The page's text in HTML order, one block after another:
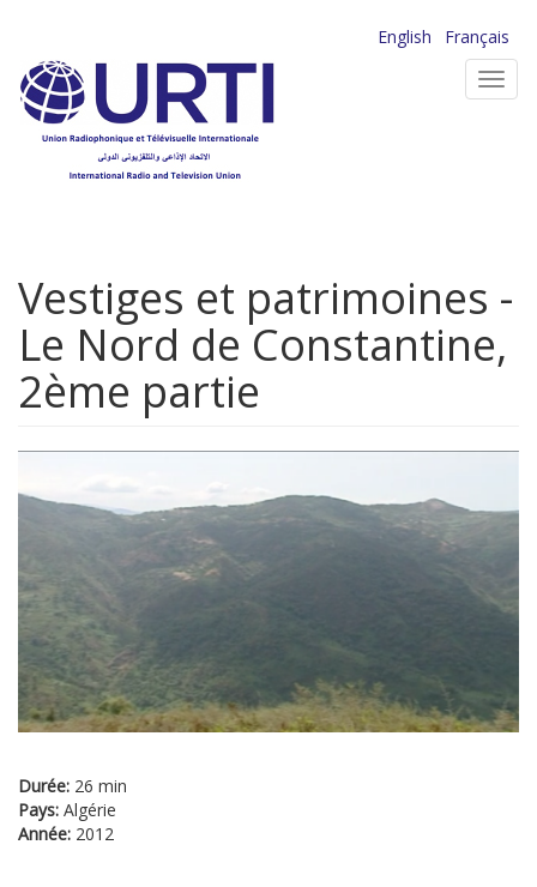
contenu
principal
English
Français
Vestiges et patrimoines -
Le Nord de Constantine,
2ème partie
Durée: 26 min
Pays: Algérie
Année: 2012